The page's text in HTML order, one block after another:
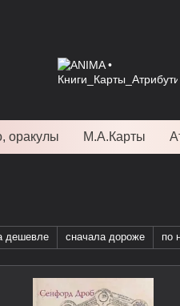
оракулы М.А.Карты
дешевле сначала дороже по